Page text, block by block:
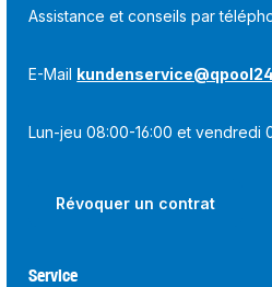
Assistance et conseils par
E-Mail
Lun-jeu 08:00-16:00 et vendredi
Révoquer un contrat
Service